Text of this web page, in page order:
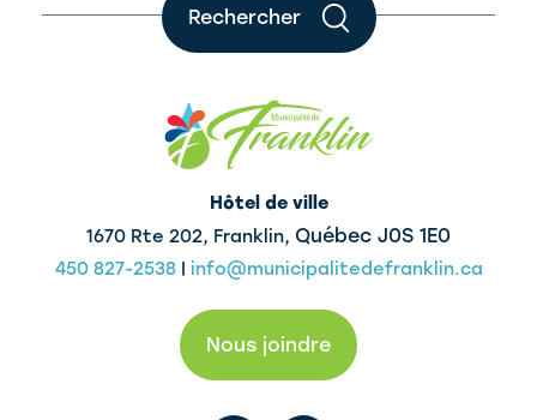
Rechercher
Hôtel de ville
1670 Rte 202, Franklin, Québec J0S 1E0
450 827-2538| info@municipalitedefranklin.ca
Nous joindre